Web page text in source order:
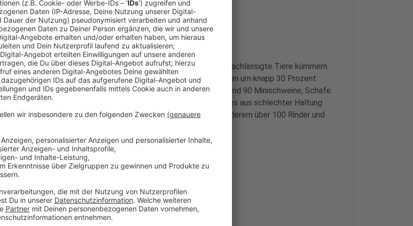
Zahl der Tierschutzanzeigen um 30 Prozent gestiegen
Anzeige
Immer häufiger müssen sich die Behörden am Niederrhein um vernachlässigte Tiere kümmern.
Die Zahl der Tierschutzanzeigen ist in Krefeld in den letzten Jahren um knapp 30 Prozent
angestiegen. Aktuell sucht das Veterinäramt unter anderem für rund 90 Minischweine, Schafe
und Ziegen ein neues Zuhause. Die Tiere mussten Mitte des Jahres aus schlechter Haltung
sichergestellt werden. Der Kreis Viersen musste zuletzt unter anderem über 100 Rinder und
Anzeige
Anzeige